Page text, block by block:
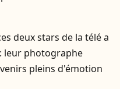
deux stars de la télé a
leur photographe
pleins d'émotion